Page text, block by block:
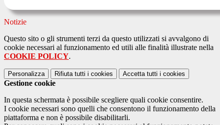
Notizie
Questo sito o gli strumenti terzi da questo utilizzati si avvalgono di
cookie necessari al funzionamento ed utili alle finalità illustrate nella
COOKIE POLICY.
Personalizza Rifiuta tutti i cookies Accetta tutti i cookies
Gestione cookie
In questa schermata è possibile scegliere quali cookie consentire.
I cookie necessari sono quelli che consentono il funzionamento della
piattaforma e non è possibile disabilitarli.